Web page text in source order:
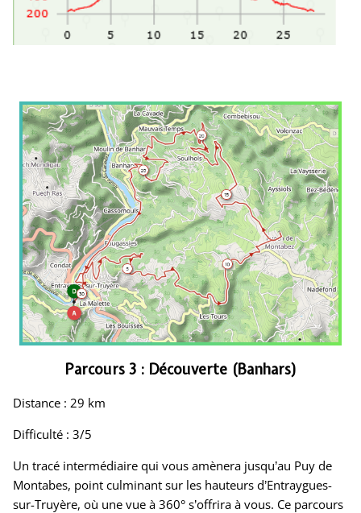
Parcours 3 : Découverte (Banhars)
Distance : 29 km
Difficulté : 3/5
Un tracé intermédiaire qui vous amènera jusqu’au Puy de
Montabes, point culminant sur les hauteurs d’Entraygues-
sur-Truyère, où une vue à 360° s’offrira à vous. Ce parcours